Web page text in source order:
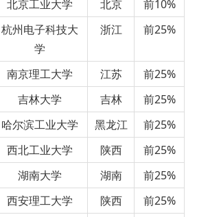
北京工业大学 北京
前10%
杭州电子科技大
学
浙江 前25%
南京理工大学 江苏
前25%
吉林大学 吉林
前25%
哈尔滨工业大学 黑龙江
前25%
西北工业大学 陕西
前25%
湖南大学 湖南
前25%
西安理工大学 陕西
前25%